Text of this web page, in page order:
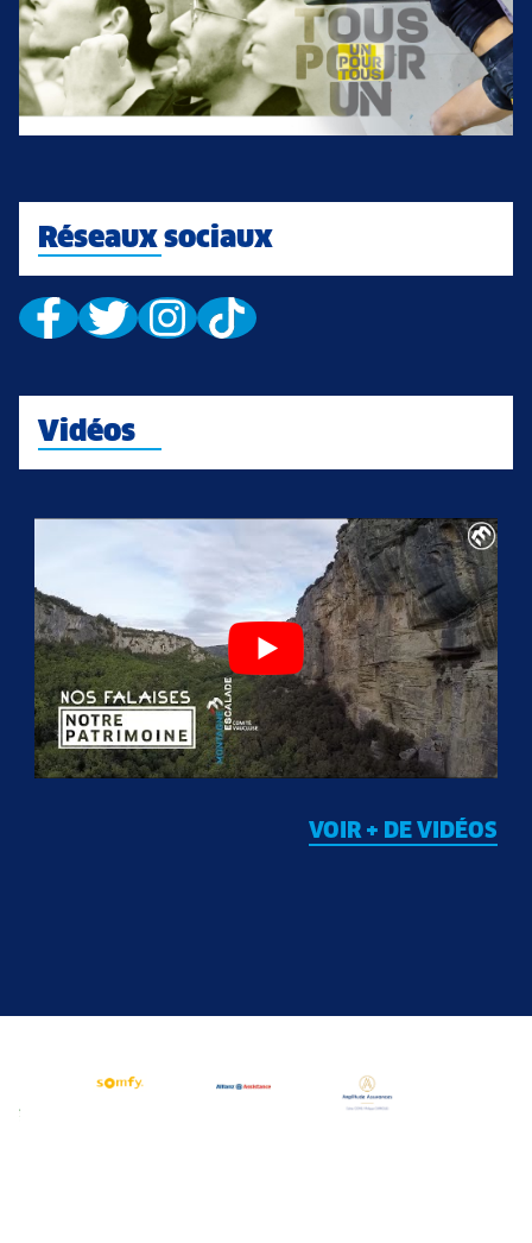
Réseaux sociaux
Vidéos
VOIR + DE VIDÉOS